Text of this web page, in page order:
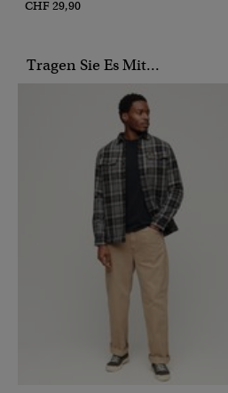
CHF 29,90
Tragen Sie Es Mit...